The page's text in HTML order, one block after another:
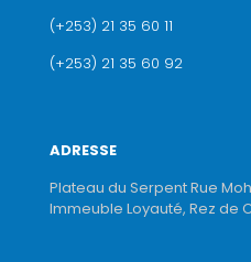
(+253) 21 35 60 11
(+253) 21 35 60 92
ADRESSE
Plateau du Serpent Rue
Immeuble Loyauté, Rez de